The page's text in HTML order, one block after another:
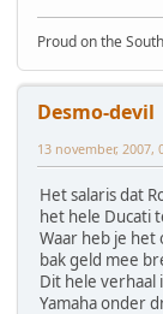
Proud on the
Desmo-devil
13 november, 2007,
Het salaris dat
het hele Ducati
Waar heb je het
bak geld mee
Dit hele verhaal
Yamaha onder